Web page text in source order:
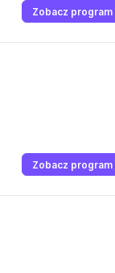
Zobacz
Zobacz